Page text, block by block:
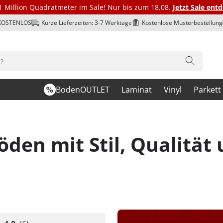
Million Quadratmeter im Sale! Nur bis zum 18.08. Jetzt Sale
Kurze Lieferzeiten: 3-7 Werktage Kostenlose Musterbestellung
BodenOUTLET Laminat Vinyl Parkett
mit Stil,